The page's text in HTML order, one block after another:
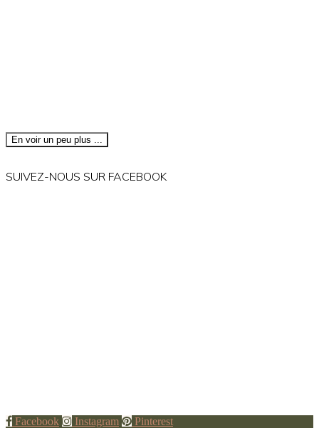
En voir un peu plus ...
SUIVEZ-NOUS SUR FACEBOOK
Facebook Instagram Pinterest